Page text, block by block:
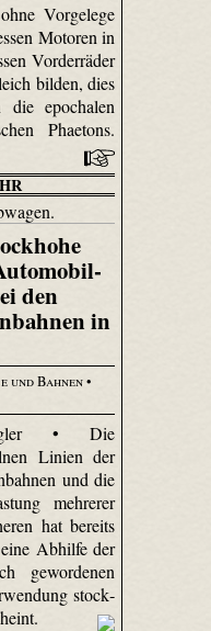
Vorgelege
Motoren in
Vorderräder
bilden, dies
epochalen
Phaetons.
den
in
Bahnen•
• Die
Linien der
und die
mehrerer
hat bereits
Abhilfe der
gewordenen
stock­